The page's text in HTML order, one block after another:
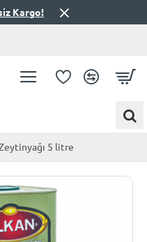
Kargo!
5 litre